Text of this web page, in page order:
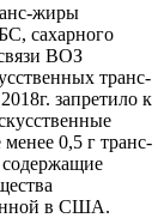
жиры
сахарного
ВОЗ
транс-
запретило к
0,5 г транс-
в США.